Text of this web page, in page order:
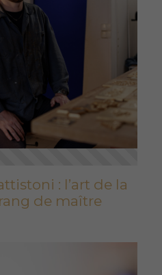
: l’art de la
de maître